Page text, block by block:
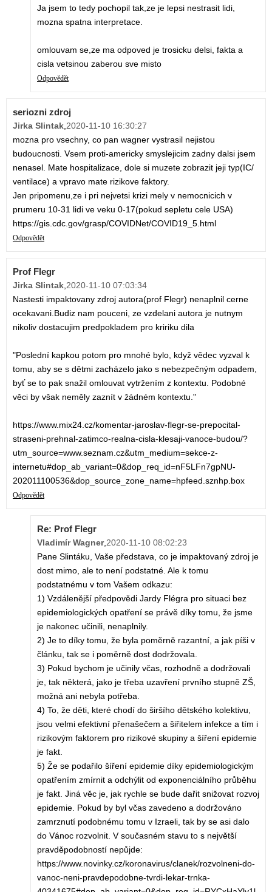
Ja jsem to tedy pochopil tak,ze je lepsi nestrasit lidi,
mozna spatna interpretace.
omlouvam se,ze ma odpoved je trosicku delsi, fakta a
cisla vetsinou zaberou sve misto
Odpovědět
seriozni zdroj
Jirka Slintak,2020-11-10 16:30:27
mozna pro vsechny, co pan wagner vystrasil nejistou
budoucnosti. Vsem proti-americky smyslejicim zadny dalsi jsem
nenasel. Mate hospitalizace, dole si muzete zobrazit jeji typ(IC/
ventilace) a vpravo mate rizikove faktory.
Jen pripomenu,ze i pri nejvetsi krizi mely v nemocnicich v
prumeru 10-31 lidi ve veku 0-17(pokud sepletu cele USA)
https://gis.cdc.gov/grasp/COVIDNet/COVID19_5.html
Odpovědět
Prof Flegr
Jirka Slintak,2020-11-10 07:03:34
Nastesti impaktovany zdroj autora(prof Flegr) nenaplnil cerne
ocekavani.Budiz nam pouceni, ze vzdelani autora je nutnym
nikoliv dostacujim predpokladem pro kririku dila
"Poslední kapkou potom pro mnohé bylo, když vědec vyzval k
tomu, aby se s dětmi zacházelo jako s nebezpečným odpadem,
byť se to pak snažil omlouvat vytržením z kontextu. Podobné
věci by však neměly zaznít v žádném kontextu."
https://www.mix24.cz/komentar-jaroslav-flegr-se-prepocital-
straseni-prehnal-zatimco-realna-cisla-klesaji-vanoce-budou/?
utm_source=www.seznam.cz&utm_medium=sekce-z-
internetu#dop_ab_variant=0&dop_req_id=nF5LFn7gpNU-
202011100536&dop_source_zone_name=hpfeed.sznhp.box
Odpovědět
Re: Prof Flegr
Vladimír Wagner,2020-11-10 08:02:23
Pane Slintáku, Vaše představa, co je impaktovaný zdroj je
dost mimo, ale to není podstatné. Ale k tomu
podstatnému v tom Vašem odkazu:
1) Vzdálenější předpovědi Jardy Flégra pro situaci bez
epidemiologických opatření se právě díky tomu, že jsme
je nakonec učinili, nenaplnily.
2) Je to díky tomu, že byla poměrně razantní, a jak píši v
článku, tak se i poměrně dost dodržovala.
3) Pokud bychom je učinily včas, rozhodně a dodržovali
je, tak některá, jako je třeba uzavření prvního stupně ZŠ,
možná ani nebyla potřeba.
4) To, že děti, které chodí do širšího dětského kolektivu,
jsou velmi efektivní přenašečem a šiřitelem infekce a tím i
rizikovým faktorem pro rizikové skupiny a šíření epidemie
je fakt.
5) Že se podařilo šíření epidemie díky epidemiologickým
opatřením zmírnit a odchýlit od exponenciálního průběhu
je fakt. Jiná věc je, jak rychle se bude dařit snižovat rozvoj
epidemie. Pokud by byl včas zavedeno a dodržováno
zamrznutí podobnému tomu v Izraeli, tak by se asi dalo
do Vánoc rozvolnit. V současném stavu to s největší
pravděpodobností nepůjde:
https://www.novinky.cz/koronavirus/clanek/rozvolneni-do-
vanoc-neni-pravdepodobne-tvrdi-lekar-trnka-